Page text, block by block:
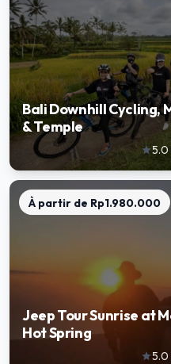
Bali Downhill Cycling,
& Temple
star5.0
À partir de Rp1.980.000
Jeep Tour Sunrise at
Hot Spring
star5.0